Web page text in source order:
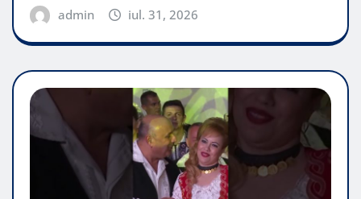
admin iul. 31, 2026